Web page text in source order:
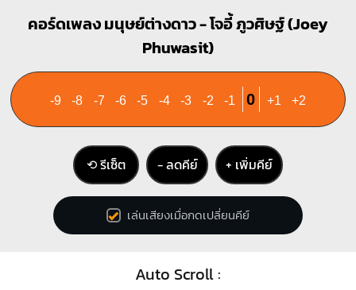
คอร์ดเพลง มนุษย์ต่างดาว - โจอี้ ภูวศิษฐ์ (Joey
Phuwasit)
-9 -8 -7 -6 -5 -4 -3 -2 -1 0 +1 +2
⟲ รีเซ็ต − ลดคีย์ + เพิ่มคีย์
เล่นเสียงเมื่อกดเปลี่ยนคีย์
Auto Scroll :